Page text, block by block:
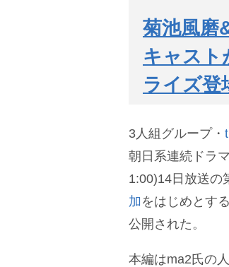
菊池風磨
キャスト
ライズ登
3人組グループ・
朝日系連続ドラ
1:00)14日放送の
加 をはじめとす
公開された。
本編はma2氏の